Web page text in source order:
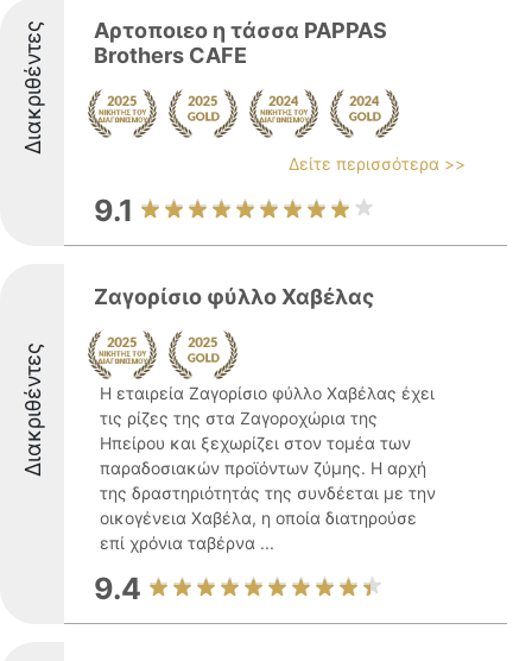
Διακριθέντες
Αρτοποιεο η τάσσα PAPPAS
Brothers CAFE
Δείτε περισσότερα >>
9.1
Διακριθέντες
Ζαγορίσιο φύλλο Χαβέλας
Η εταιρεία Ζαγορίσιο φύλλο Χαβέλας έχει
τις ρίζες της στα Ζαγοροχώρια της
Ηπείρου και ξεχωρίζει στον τομέα των
παραδοσιακών προϊόντων ζύμης. Η αρχή
της δραστηριότητάς της συνδέεται με την
οικογένεια Χαβέλα, η οποία διατηρούσε
επί χρόνια ταβέρνα ...
9.4